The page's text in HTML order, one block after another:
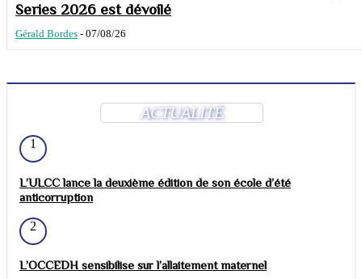
Series 2026 est dévoilé
Gérald Bordes - 07/08/26
ACTUALITÉ
1
L’ULCC lance la deuxième édition de son école d’été
anticorruption
2
L’OCCEDH sensibilise sur l’allaitement maternel